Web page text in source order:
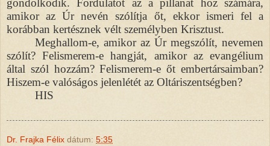
gondolkodik. Fordulatot az a pillanat hoz számára,
amikor az Úr nevén szólítja őt, ekkor ismeri fel a
korábban kertésznek vélt személyben Krisztust.
Meghallom-e, amikor az Úr megszólít, nevemen
szólít? Felismerem-e hangját, amikor az evangélium
által szól hozzám? Felismerem-e őt embertársaimban?
Hiszem-e valóságos jelenlétét az Oltáriszentségben?
HIS
Dr. Frajka Félix dátum: 5:35